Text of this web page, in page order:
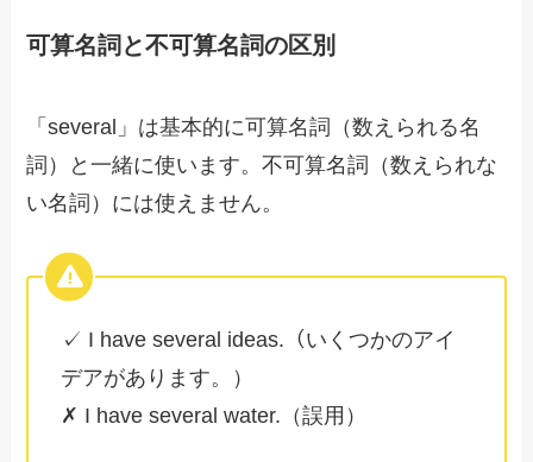
可算名詞と不可算名詞の区別
「several」は基本的に可算名詞（数えられる名
詞）と一緒に使います。不可算名詞（数えられな
い名詞）には使えません。
✓ I have several ideas.（いくつかのアイ
デアがあります。）
✗ I have several water.（誤用）